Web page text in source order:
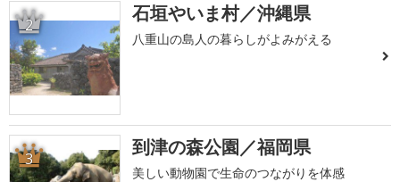
2 石垣やいま村／沖縄県
八重山の島人の暮らしがよみがえる
3 到津の森公園／福岡県
美しい動物園で生命のつながりを体感